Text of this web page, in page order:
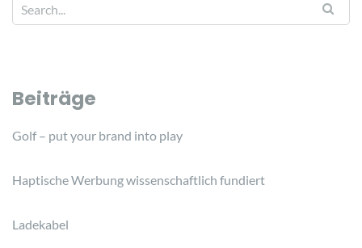
Beiträge
Golf – put your brand into play
Haptische Werbung wissenschaftlich fundiert
Ladekabel